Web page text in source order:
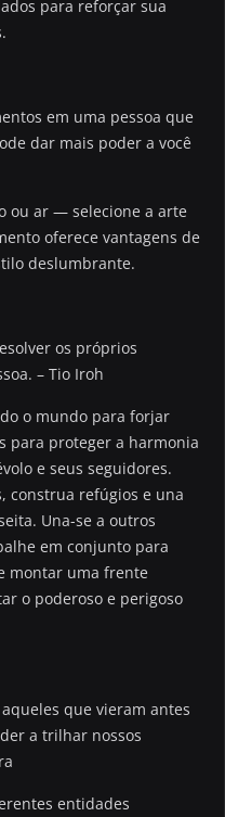
para reforçar sua
em uma pessoa que
dar mais poder a você
ou ar — selecione a arte
oferece vantagens de
deslumbrante.
os próprios
– Tio Iroh
o mundo para forjar
para proteger a harmonia
e seus seguidores.
construa refúgios e una
Una-se a outros
em conjunto para
montar uma frente
o poderoso e perigoso
que vieram antes
a trilhar nossos
entidades